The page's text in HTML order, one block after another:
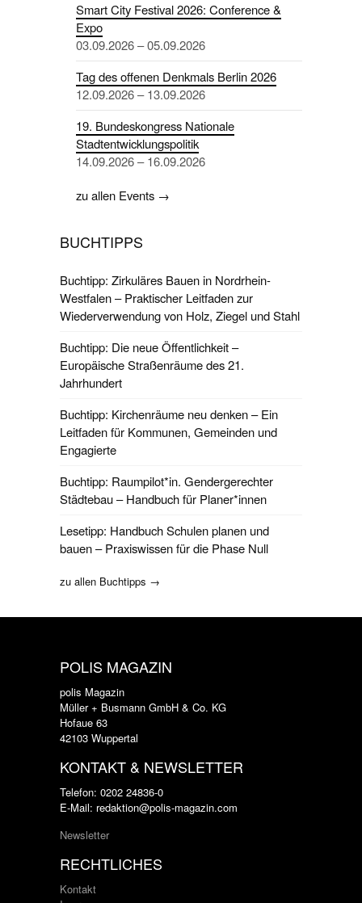
Smart City Festival 2026: Conference &
Expo
03.09.2026 – 05.09.2026
Tag des offenen Denkmals Berlin 2026
12.09.2026 – 13.09.2026
19. Bundeskongress Nationale
Stadtentwicklungspolitik
14.09.2026 – 16.09.2026
zu allen Events →
BUCHTIPPS
Buchtipp: Zirkuläres Bauen in Nordrhein-
Westfalen – Praktischer Leitfaden zur
Wiederverwendung von Holz, Ziegel und Stahl
Buchtipp: Die neue Öffentlichkeit –
Europäische Straßenräume des 21.
Jahrhundert
Buchtipp: Kirchenräume neu denken – Ein
Leitfaden für Kommunen, Gemeinden und
Engagierte
Buchtipp: Raumpilot*in. Gendergerechter
Städtebau – Handbuch für Planer*innen
Lesetipp: Handbuch Schulen planen und
bauen – Praxiswissen für die Phase Null
zu allen Buchtipps →
POLIS MAGAZIN
polis Magazin
Müller + Busmann GmbH & Co. KG
Hofaue 63
42103 Wuppertal
KONTAKT & NEWSLETTER
Telefon: 0202 24836-0
E-Mail: redaktion@polis-magazin.com
Newsletter
RECHTLICHES
Kontakt